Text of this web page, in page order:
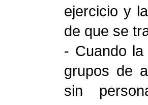
ejercicio y
de que se
- Cuando
grupos de
sin